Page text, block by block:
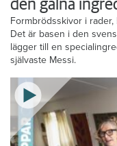
den galna
Formbrödsskivor i
Det är basen i den
lägger till en
självaste Messi.